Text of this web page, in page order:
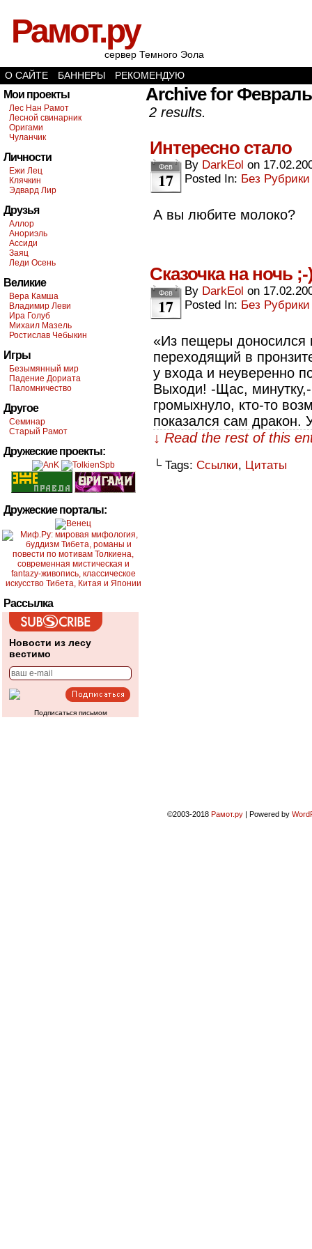
Рамот.ру
сервер Темного Эола
О САЙТЕ
БАННЕРЫ РЕКОМЕНДУЮ
Мои проекты
Лес Нан Рамот
Лесной свинарник
Оригами
Чуланчик
Личности
Ежи Лец
Клячкин
Эдвард Лир
Друзья
Аллор
Анориэль
Ассиди
Заяц
Леди Осень
Великие
Вера Камша
Владимир Леви
Ира Голуб
Михаил Мазель
Ростислав Чебыкин
Игры
Безымянный мир
Падение Дориата
Паломничество
Другое
Семинар
Старый Рамот
Дружеские проекты:
Дружеские порталы:
Рассылка
Новости из лесу
вестимо
Подписаться письмом
Archive for Февраль
2 results.
Интересно стало
Фев
17
By DarkEol on
Posted In: Без Рубрики
А вы любите молоко?
Сказочка на ночь ;-
Фев
17
By DarkEol on
Posted In: Без Рубрики
«Из пещеры доносился
переходящий в
у входа и неуверенно
Выходи! -Щас,
громыхнуло, кто-то
показался сам
↓ Read the rest of this
└ Tags: Ссылки, Цитаты
©2003-2018 Рамот.ру | Powered by